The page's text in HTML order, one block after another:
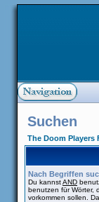
Suchen
The Doom Players
Nach Begriffen
Du kannstAND
benutzen für Wörter,
vorkommen sollen.